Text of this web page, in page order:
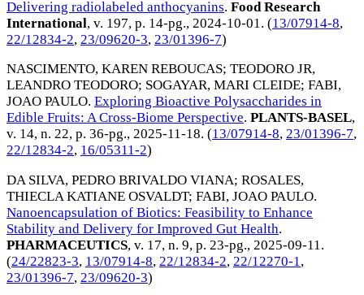
Delivering radiolabeled anthocyanins. Food Research
International, v. 197, p. 14-pg., 2024-10-01 . (13/07914-8,
22/12834-2, 23/09620-3, 23/01396-7)
NASCIMENTO, KAREN REBOUCAS; TEODORO JR,
LEANDRO TEODORO; SOGAYAR, MARI CLEIDE; FABI,
JOAO PAULO. Exploring Bioactive Polysaccharides in
Edible Fruits: A Cross-Biome Perspective. PLANTS-BASEL,
v. 14, n. 22, p. 36-pg., 2025-11-18. (13/07914-8, 23/01396-7,
22/12834-2, 16/05311-2)
DA SILVA, PEDRO BRIVALDO VIANA; ROSALES,
THIECLA KATIANE OSVALDT; FABI, JOAO PAULO.
Nanoencapsulation of Biotics: Feasibility to Enhance
Stability and Delivery for Improved Gut Health.
PHARMACEUTICS, v. 17, n. 9, p. 23-pg., 2025-09-11.
(24/22823-3, 13/07914-8, 22/12834-2, 22/12270-1,
23/01396-7, 23/09620-3)